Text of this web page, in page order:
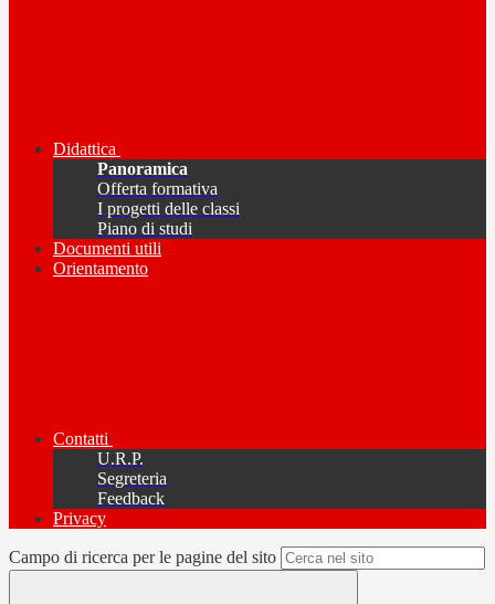
Didattica
Panoramica
Offerta formativa
I progetti delle classi
Piano di studi
Documenti utili
Orientamento
Contatti
U.R.P.
Segreteria
Feedback
Privacy
Campo di ricerca per le pagine del sito